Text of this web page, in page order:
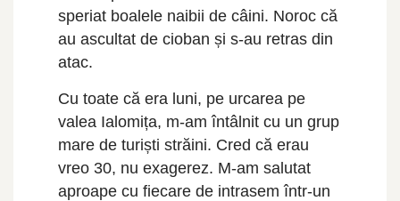
speriat boalele naibii de câini. Noroc că
au ascultat de cioban și s-au retras din
atac.
Cu toate că era luni, pe urcarea pe
valea Ialomița, m-am întâlnit cu un grup
mare de turiști străini. Cred că erau
vreo 30, nu exagerez. M-am salutat
aproape cu fiecare de intrasem într-un